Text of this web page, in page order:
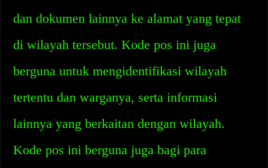
dan dokumen lainnya ke alamat yang tepat
di wilayah tersebut. Kode pos ini juga
berguna untuk mengidentifikasi wilayah
tertentu dan warganya, serta informasi
lainnya yang berkaitan dengan wilayah.
Kode pos ini berguna juga bagi para